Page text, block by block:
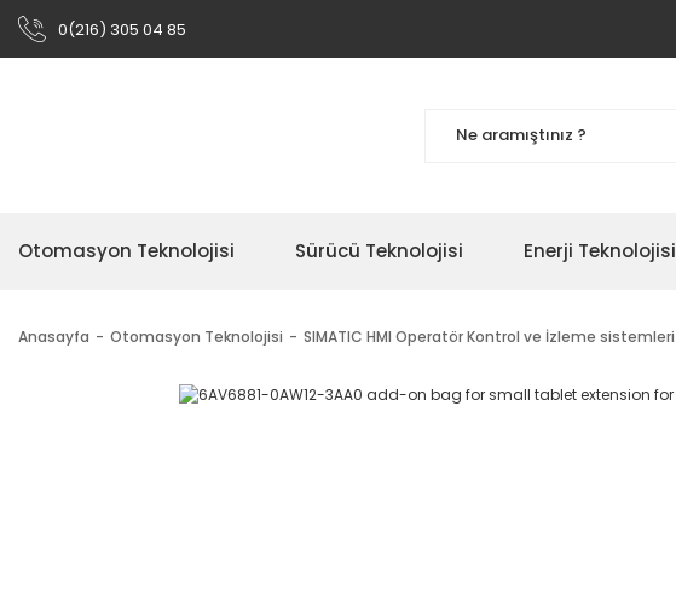
0(216) 305 04 85
Otomasyon Teknolojisi Sürücü Teknolojisi Enerji Teknolojisi
Anasayfa Otomasyon Teknolojisi SIMATIC HMI Operatör Kontrol ve İzleme sistemleri